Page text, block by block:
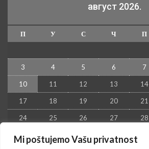
Mi poštujemo Vašu privatnost
август 2026.
П У С Ч П
3 4 5 6 7
10 11 12 13 14
17 18 19 20 21
24 25 26 27 28
31